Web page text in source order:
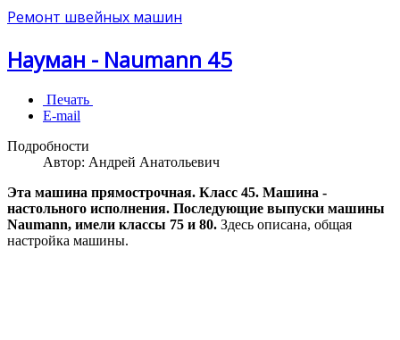
Ремонт швейных машин
Науман - Naumann 45
Печать
E-mail
Подробности
Автор: Андрей Анатольевич
Эта машина прямострочная. Класс 45. Машина -
настольного исполнения. Последующие выпуски машины
Naumann, имели классы 75 и 80. Здесь описана, общая
настройка машины.